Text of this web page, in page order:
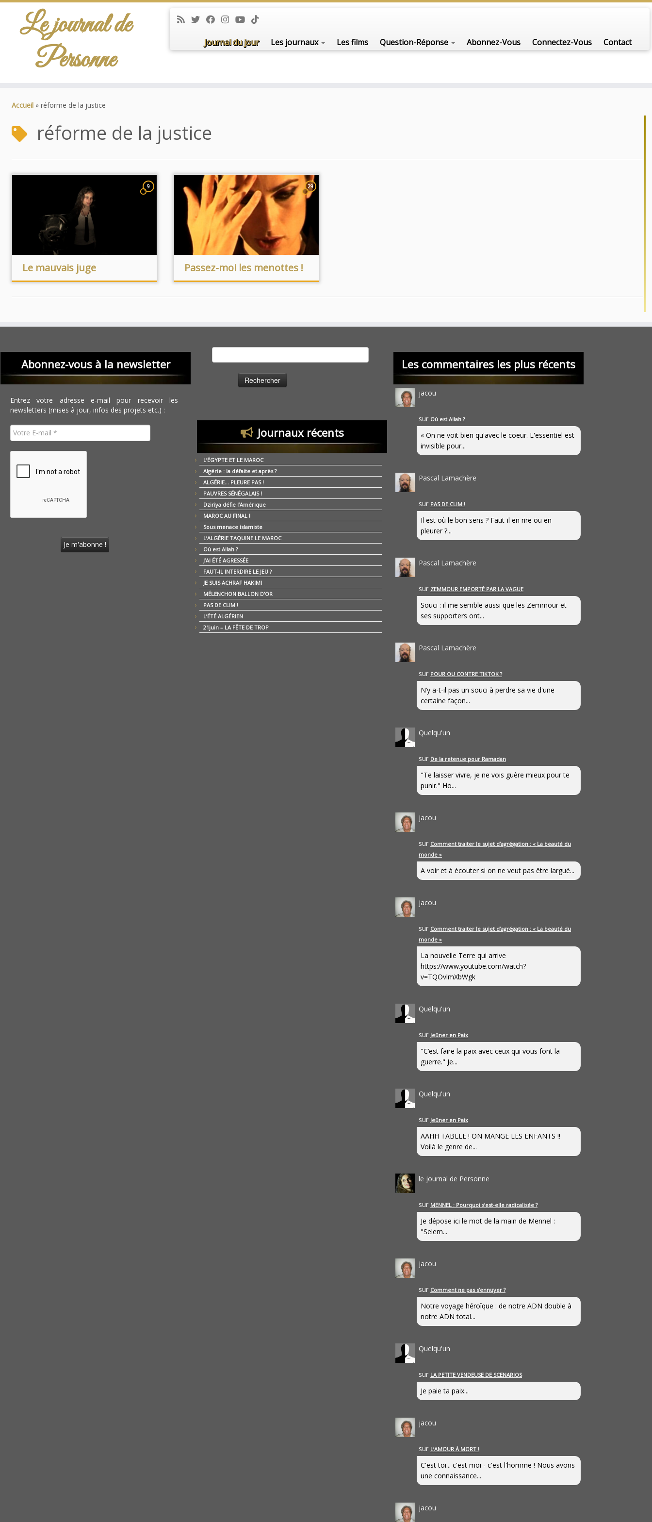
Le journal de
Personne
Journal du jour Les journaux Les films Question-Réponse Abonnez-Vous Connectez-Vous Contact
Accueil » réforme de la justice
réforme de la justice
9
Le mauvais juge
29
Passez-moi les menottes !
Abonnez-vous à la newsletter
Entrez votre adresse e-mail pour recevoir les
newsletters (mises à jour, infos des projets etc.) :
Journaux récents
L’ÉGYPTE ET LE MAROC
Algérie : la défaite et après ?
ALGÉRIE… PLEURE PAS !
PAUVRES SÉNÉGALAIS !
Dziriya défie l’Amérique
MAROC AU FINAL !
Sous menace islamiste
L’ALGÉRIE TAQUINE LE MAROC
Où est Allah ?
J’AI ÉTÉ AGRESSÉE
FAUT-IL INTERDIRE LE JEU ?
JE SUIS ACHRAF HAKIMI
MÉLENCHON BALLON D’OR
PAS DE CLIM !
L’ÉTÉ ALGÉRIEN
21juin – LA FÊTE DE TROP
Les commentaires les plus récents
jacou
sur Où est Allah ?
« On ne voit bien qu'avec le coeur. L'essentiel est
invisible pour...
Pascal Lamachère
sur PAS DE CLIM !
Il est où le bon sens ? Faut-il en rire ou en
pleurer ?...
Pascal Lamachère
sur ZEMMOUR EMPORTÉ PAR LA VAGUE
Souci : il me semble aussi que les Zemmour et
ses supporters ont...
Pascal Lamachère
sur POUR OU CONTRE TIKTOK ?
N’y a-t-il pas un souci à perdre sa vie d'une
certaine façon...
Quelqu'un
sur De la retenue pour Ramadan
"Te laisser vivre, je ne vois guère mieux pour te
punir." Ho...
jacou
sur Comment traiter le sujet d’agrégation : « La beauté du
monde »
A voir et à écouter si on ne veut pas être largué...
jacou
sur Comment traiter le sujet d’agrégation : « La beauté du
monde »
La nouvelle Terre qui arrive
https://www.youtube.com/watch?
v=TQOvlmXbWgk
Quelqu'un
sur Jeûner en Paix
"C’est faire la paix avec ceux qui vous font la
guerre." Je...
Quelqu'un
sur Jeûner en Paix
AAHH TABLLE ! ON MANGE LES ENFANTS !!
Voilà le genre de...
le journal de Personne
sur MENNEL : Pourquoi s’est-elle radicalisée ?
Je dépose ici le mot de la main de Mennel :
"Selem...
jacou
sur Comment ne pas s’ennuyer ?
Notre voyage héroîque : de notre ADN double à
notre ADN total...
Quelqu'un
sur LA PETITE VENDEUSE DE SCENARIOS
Je paie ta paix...
jacou
sur L’AMOUR À MORT !
C'est toi... c'est moi - c'est l'homme ! Nous avons
une connaissance...
jacou